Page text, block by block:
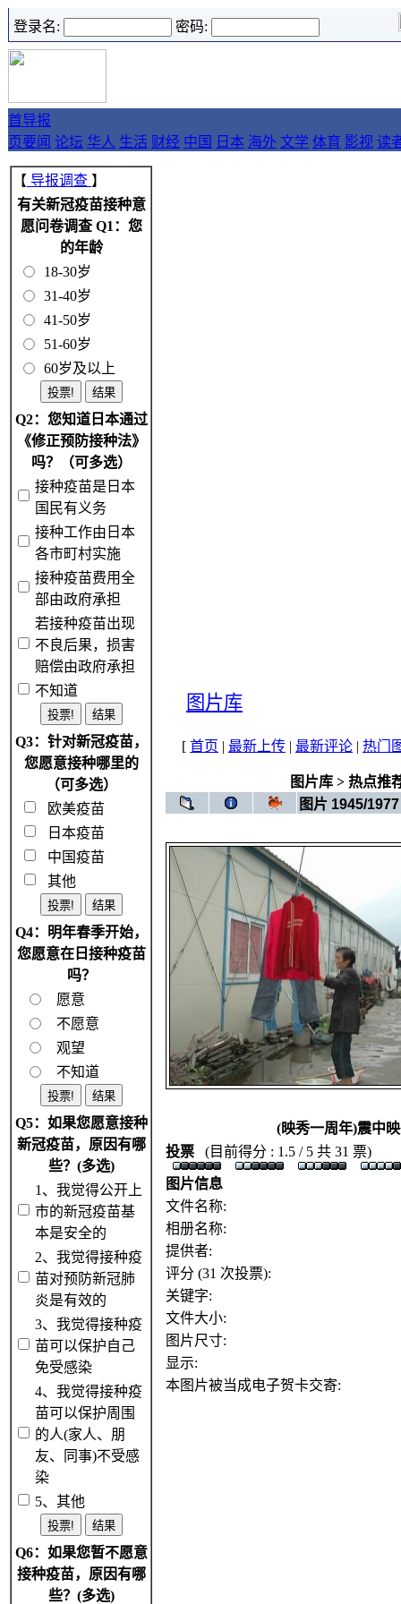
登录名: 密码:
首
页
导报
要闻 论坛 华人 生活 财经 中国 日本 海外 文学 体育 影视 读
【 导报调查 】
有关新冠疫苗接种意
愿问卷调查 Q1：您
的年龄
18-30岁
31-40岁
41-50岁
51-60岁
60岁及以上
Q2：您知道日本通过
《修正预防接种法》
吗？（可多选）
接种疫苗是日本
国民有义务
接种工作由日本
各市町村实施
接种疫苗费用全
部由政府承担
若接种疫苗出现
不良后果，损害
赔偿由政府承担
不知道
Q3：针对新冠疫苗，
您愿意接种哪里的
（可多选）
欧美疫苗
日本疫苗
中国疫苗
其他
Q4：明年春季开始，
您愿意在日接种疫苗
吗？
愿意
不愿意
观望
不知道
Q5：如果您愿意接种
新冠疫苗，原因有哪
些？(多选)
1、我觉得公开上
市的新冠疫苗基
本是安全的
2、我觉得接种疫
苗对预防新冠肺
炎是有效的
3、我觉得接种疫
苗可以保护自己
免受感染
4、我觉得接种疫
苗可以保护周围
的人(家人、朋
友、同事)不受感
染
5、其他
Q6：如果您暂不愿意
接种疫苗，原因有哪
些？(多选)
图片库
[ 首页 | 最新上传 | 最新评论 | 热门
图片库> 热点推
图片 1945/1977
(映秀一周年)震中
投票
(目前得分 : 1.5 / 5 共 31 票)
图片信息
文件名称:
相册名称:
提供者:
评分 (31 次投票):
关键字:
文件大小:
图片尺寸:
显示:
本图片被当成电子贺卡交寄: